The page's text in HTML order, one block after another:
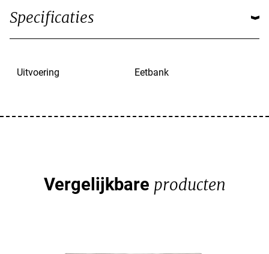
Specificaties
Uitvoering Eetbank
Vergelijkbare producten